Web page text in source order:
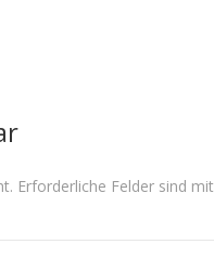
Erforderliche Felder sind mit